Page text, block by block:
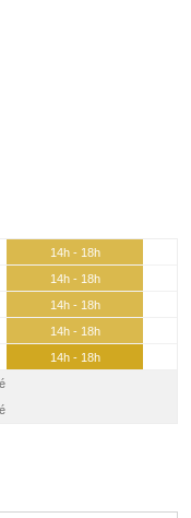
14h - 18h
14h - 18h
14h - 18h
14h - 18h
14h - 18h